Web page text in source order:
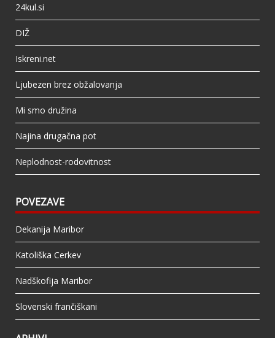
24kul.si
DIŽ
Iskreni.net
Ljubezen brez obžalovanja
Mi smo družina
Najina drugačna pot
Neplodnost-rodovitnost
POVEZAVE
Dekanija Maribor
Katoliška Cerkev
Nadškofija Maribor
Slovenski frančiškani